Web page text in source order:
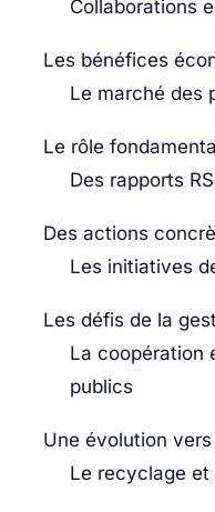
Collaborations
Les bénéfices
Le marché des
Le rôle
Des rapports
Des actions
Les initiatives
Les défis de la
La coopération
publics
Une évolution
Le recyclage et